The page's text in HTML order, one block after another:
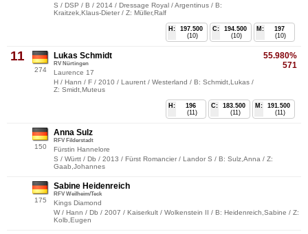
S / DSP / B / 2014 / Dressage Royal / Argentinus / B:
Kraitzek,Klaus-Dieter / Z: Müller,Ralf
M:
197
(10)
C:
194.500
(10)
H:
197.500
(10)
11
274
55.980%
571
Lukas Schmidt
RV Nürtingen
Laurence 17
H / Hann / F / 2010 / Laurent / Westerland / B: Schmidt,Lukas /
Z: Smidt,Muteus
M:
191.500
(11)
C:
183.500
(11)
H:
196
(11)
150
Anna Sulz
RFV Filderstadt
Fürstin Hannelore
S / Württ / Db / 2013 / Fürst Romancier / Landor S / B: Sulz,Anna / Z:
Gaab,Johannes
175
Sabine Heidenreich
RFV Weilheim/Teck
Kings Diamond
W / Hann / Db / 2007 / Kaiserkult / Wolkenstein II / B: Heidenreich,Sabine / Z:
Kolb,Eugen